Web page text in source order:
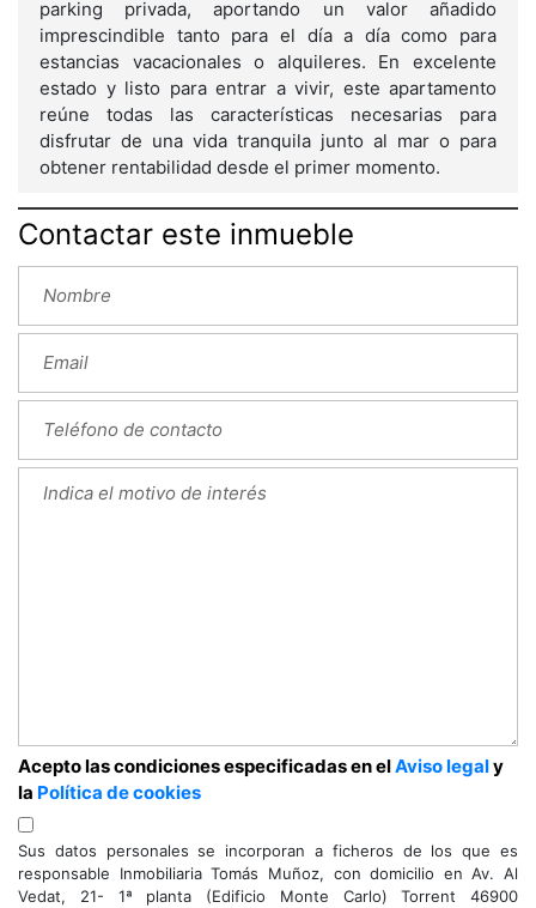
parking privada, aportando un valor añadido
imprescindible tanto para el día a día como para
estancias vacacionales o alquileres. En excelente
estado y listo para entrar a vivir, este apartamento
reúne todas las características necesarias para
disfrutar de una vida tranquila junto al mar o para
obtener rentabilidad desde el primer momento.
Contactar este inmueble
Acepto las condiciones especificadas en elAviso legaly
la Política de cookies
Sus datos personales se incorporan a ficheros de los que es
responsable Inmobiliaria Tomás Muñoz, con domicilio en Av. Al
Vedat, 21- 1ª planta (Edificio Monte Carlo) Torrent 46900